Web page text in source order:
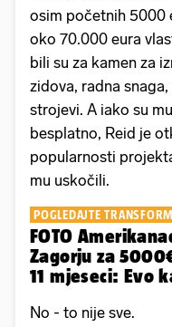
osim početnih 5000
oko 70.000 eura
bili su za kamen za
zidova, radna
strojevi. A iako su
besplatno, Reid je
popularnosti
mu uskočili.
POGLEDAJTE
FOTO
Zagorju za
11 mjeseci: Evo
No - to nije sve.